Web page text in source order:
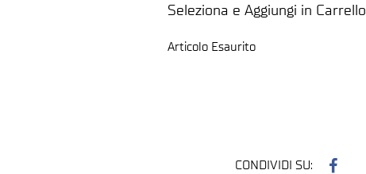
Seleziona e Aggiungi in Carrello
Articolo Esaurito
CONDIVIDI SU: